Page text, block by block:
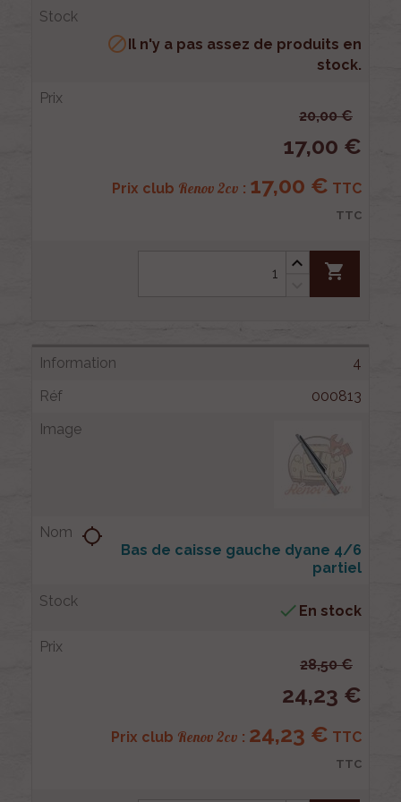
Il n'y a pas assez de produits en
stock.
20,00 €
17,00 €
Prix club Renov 2cv : 17,00 € TTC
TTC
shopping_cart
4
000813
Bas de caisse gauche dyane 4/6
partiel
location_searching
 En stock
28,50 €
24,23 €
Prix club Renov 2cv : 24,23 € TTC
TTC